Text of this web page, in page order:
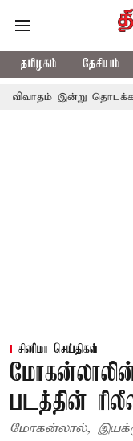
தமிழகம் தேசியம்
தொடக்கம்: பல்வேறு
சினிமா செய்திகள்
படத்தின்
மோகன்லால்,